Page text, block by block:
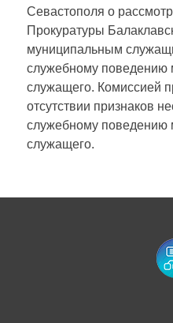
Севастополя о
Прокуратуры
муниципальным
служебному поведению
служащего. Комиссией
отсутствии признаков
служебному поведению
служащего.